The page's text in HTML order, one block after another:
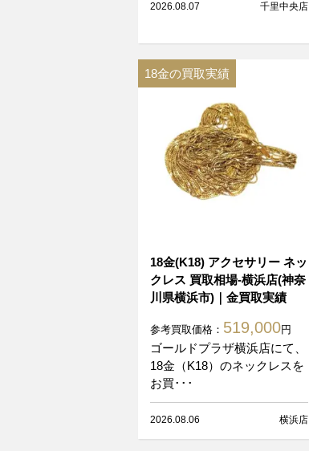
2026.08.07 千里中央店
18金の買取実績
18金(K18) アクセサリー ネッ
クレス 買取相場-横浜店(神奈
川県横浜市)｜金買取実績
参考買取価格： 519,000円
ゴールドプラザ横浜店にて、
18金（K18）のネックレスを
お買･･･
2026.08.06 横浜店